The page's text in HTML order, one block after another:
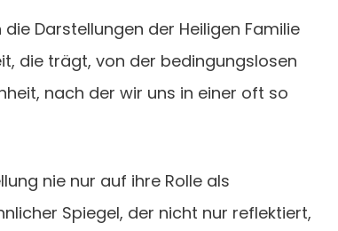
Darstellungen der Heiligen Familie
die trägt, von der bedingungslosen
nach der wir uns in einer oft so
nie nur auf ihre Rolle als
Spiegel, der nicht nur reflektiert,